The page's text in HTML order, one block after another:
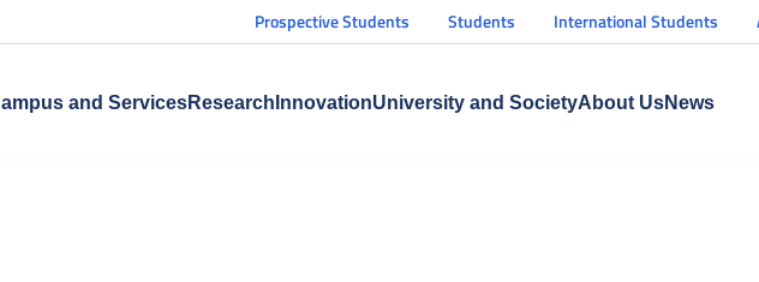
Prospective Students Students International Students
and ServicesResearch InnovationUniversity and SocietyAbout UsNews